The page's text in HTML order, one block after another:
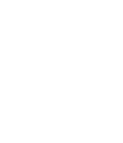
Esta trama
300.000